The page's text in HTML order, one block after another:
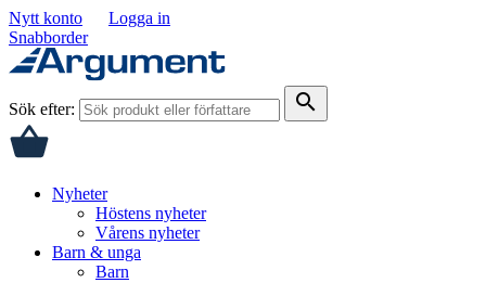
Nytt konto
Logga in
Snabborder
Sök efter: search
Nyheter
Höstens nyheter
Vårens nyheter
Barn & unga
Barn